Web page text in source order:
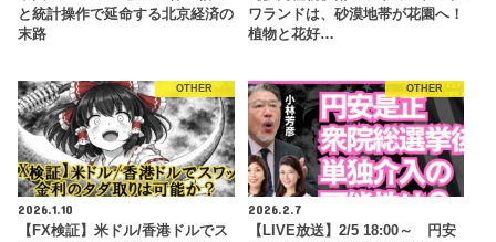
と統計操作で延命する北京経済の
末路
ワランドは、砂漠地帯が花園へ！
植物と花好…
OTHER
2026.1.10
【FX検証】米ドル/香港ドルでス
OTHER
2026.2.7
【LIVE放送】2/5 18:00～ 円安